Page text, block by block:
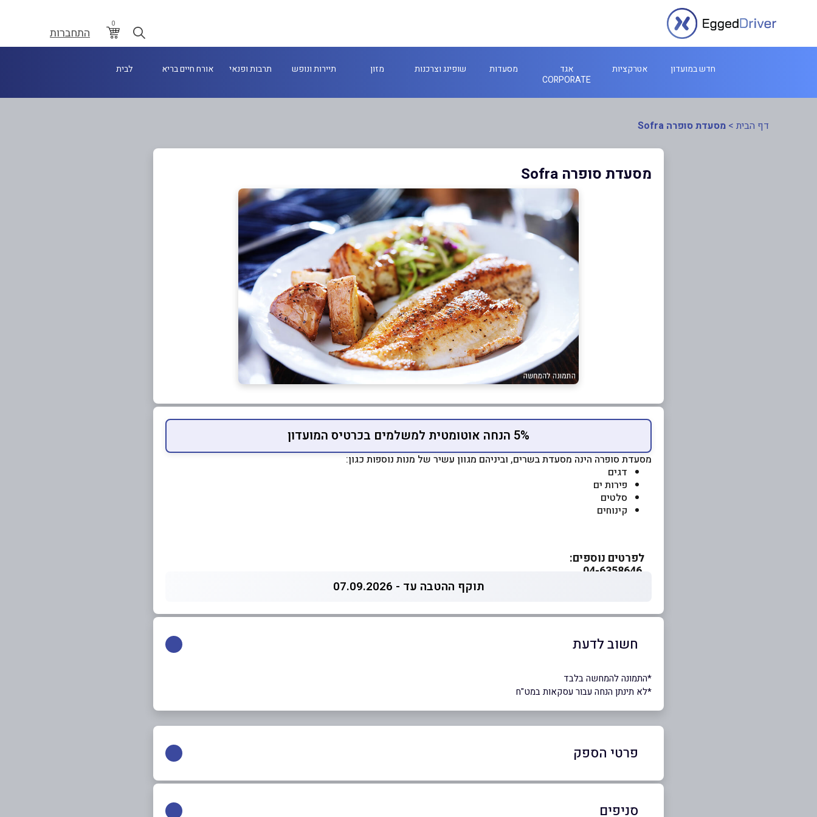
0
התחברות
חדש במועדון אטרקציות
אגד
CORPORATE
מסעדות שופינג וצרכנות מזון תיירות ונופש תרבות ופנאי אורח חיים בריא לבית
דף הבית > מסעדת סופרה Sofra
מסעדת סופרה Sofra
5% הנחה אוטומטית למשלמים בכרטיס המועדון
מסעדת סופרה הינה מסעדת בשרים, וביניהם מגוון עשיר של מנות נוספות כגון:
דגים
פירות ים
סלטים
קינוחים
לפרטים נוספים:
תוקף ההטבה עד - 07.09.2026
חשוב לדעת
*התמונה להמחשה בלבד
*לא תינתן הנחה עבור עסקאות במט"ח
פרטי הספק
04-6358646
סניפים